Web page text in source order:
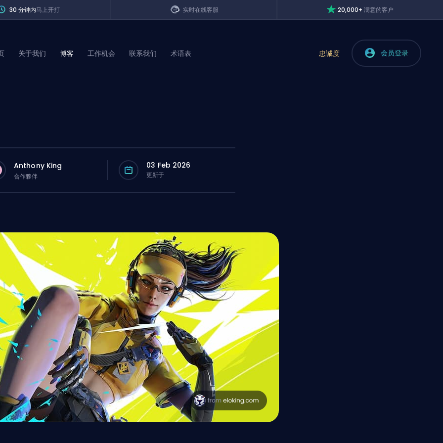
30 分钟内马上开打 实时在线客服 20,000+满意的客户
关于我们 博客 工作机会 联系我们 术语表 忠诚度 会员登录
Anthony King
合作夥伴
03 Feb 2026
更新于